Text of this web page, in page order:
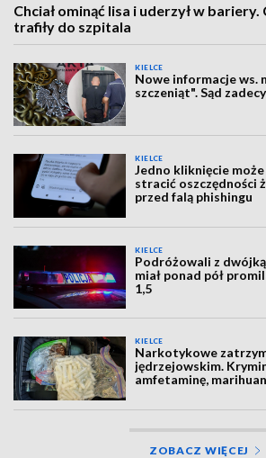
Chciał ominąć lisa i uderzył w
trafiły do szpitala
KIELCE
Nowe informacje ws.
szczeniąt". Sąd
KIELCE
Jedno kliknięcie
stracić oszczędności
przed falą phishingu
KIELCE
Podróżowali z
miał ponad pół
1,5
KIELCE
Narkotykowe
jędrzejowskim.
amfetaminę,
ZOBACZ WIĘCEJ